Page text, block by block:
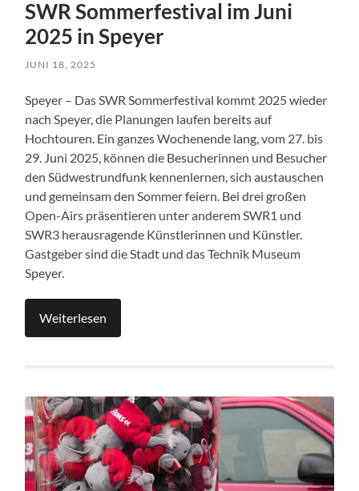
SWR Sommerfestival im Juni
2025 in Speyer
JUNI 18, 2025
Speyer – Das SWR Sommerfestival kommt 2025 wieder
nach Speyer, die Planungen laufen bereits auf
Hochtouren. Ein ganzes Wochenende lang, vom 27. bis
29. Juni 2025, können die Besucherinnen und Besucher
den Südwestrundfunk kennenlernen, sich austauschen
und gemeinsam den Sommer feiern. Bei drei großen
Open-Airs präsentieren unter anderem SWR1 und
SWR3 herausragende Künstlerinnen und Künstler.
Gastgeber sind die Stadt und das Technik Museum
Speyer.
Weiterlesen